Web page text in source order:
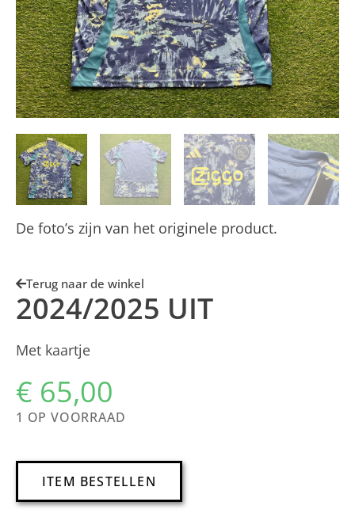
De foto’s zijn van het originele product.
Terug naar de winkel
2024/2025 UIT
Met kaartje
€ 65,00
1 OP VOORRAAD
ITEM BESTELLEN